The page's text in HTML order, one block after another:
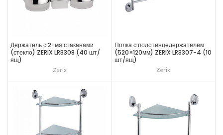
Держатель с 2-мя стаканами
(стекло) ZERIX LR3308 (40 шт/
ящ)
Zerix
Полка с полотенцедержателем
(520×120мм) ZERIX LR3307-4 (10
шт/ящ)
Zerix